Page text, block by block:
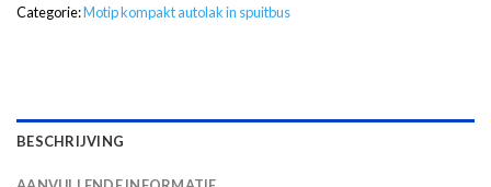
Categorie:Motip kompakt autolak in spuitbus
BESCHRIJVING